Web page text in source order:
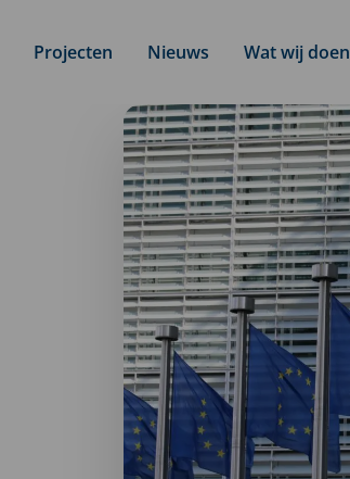
Projecten Nieuws Wat wij doen